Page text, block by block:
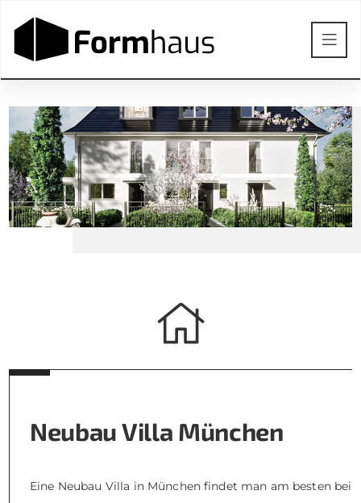
Neubau Villa München
Eine Neubau Villa in München findet man am besten bei